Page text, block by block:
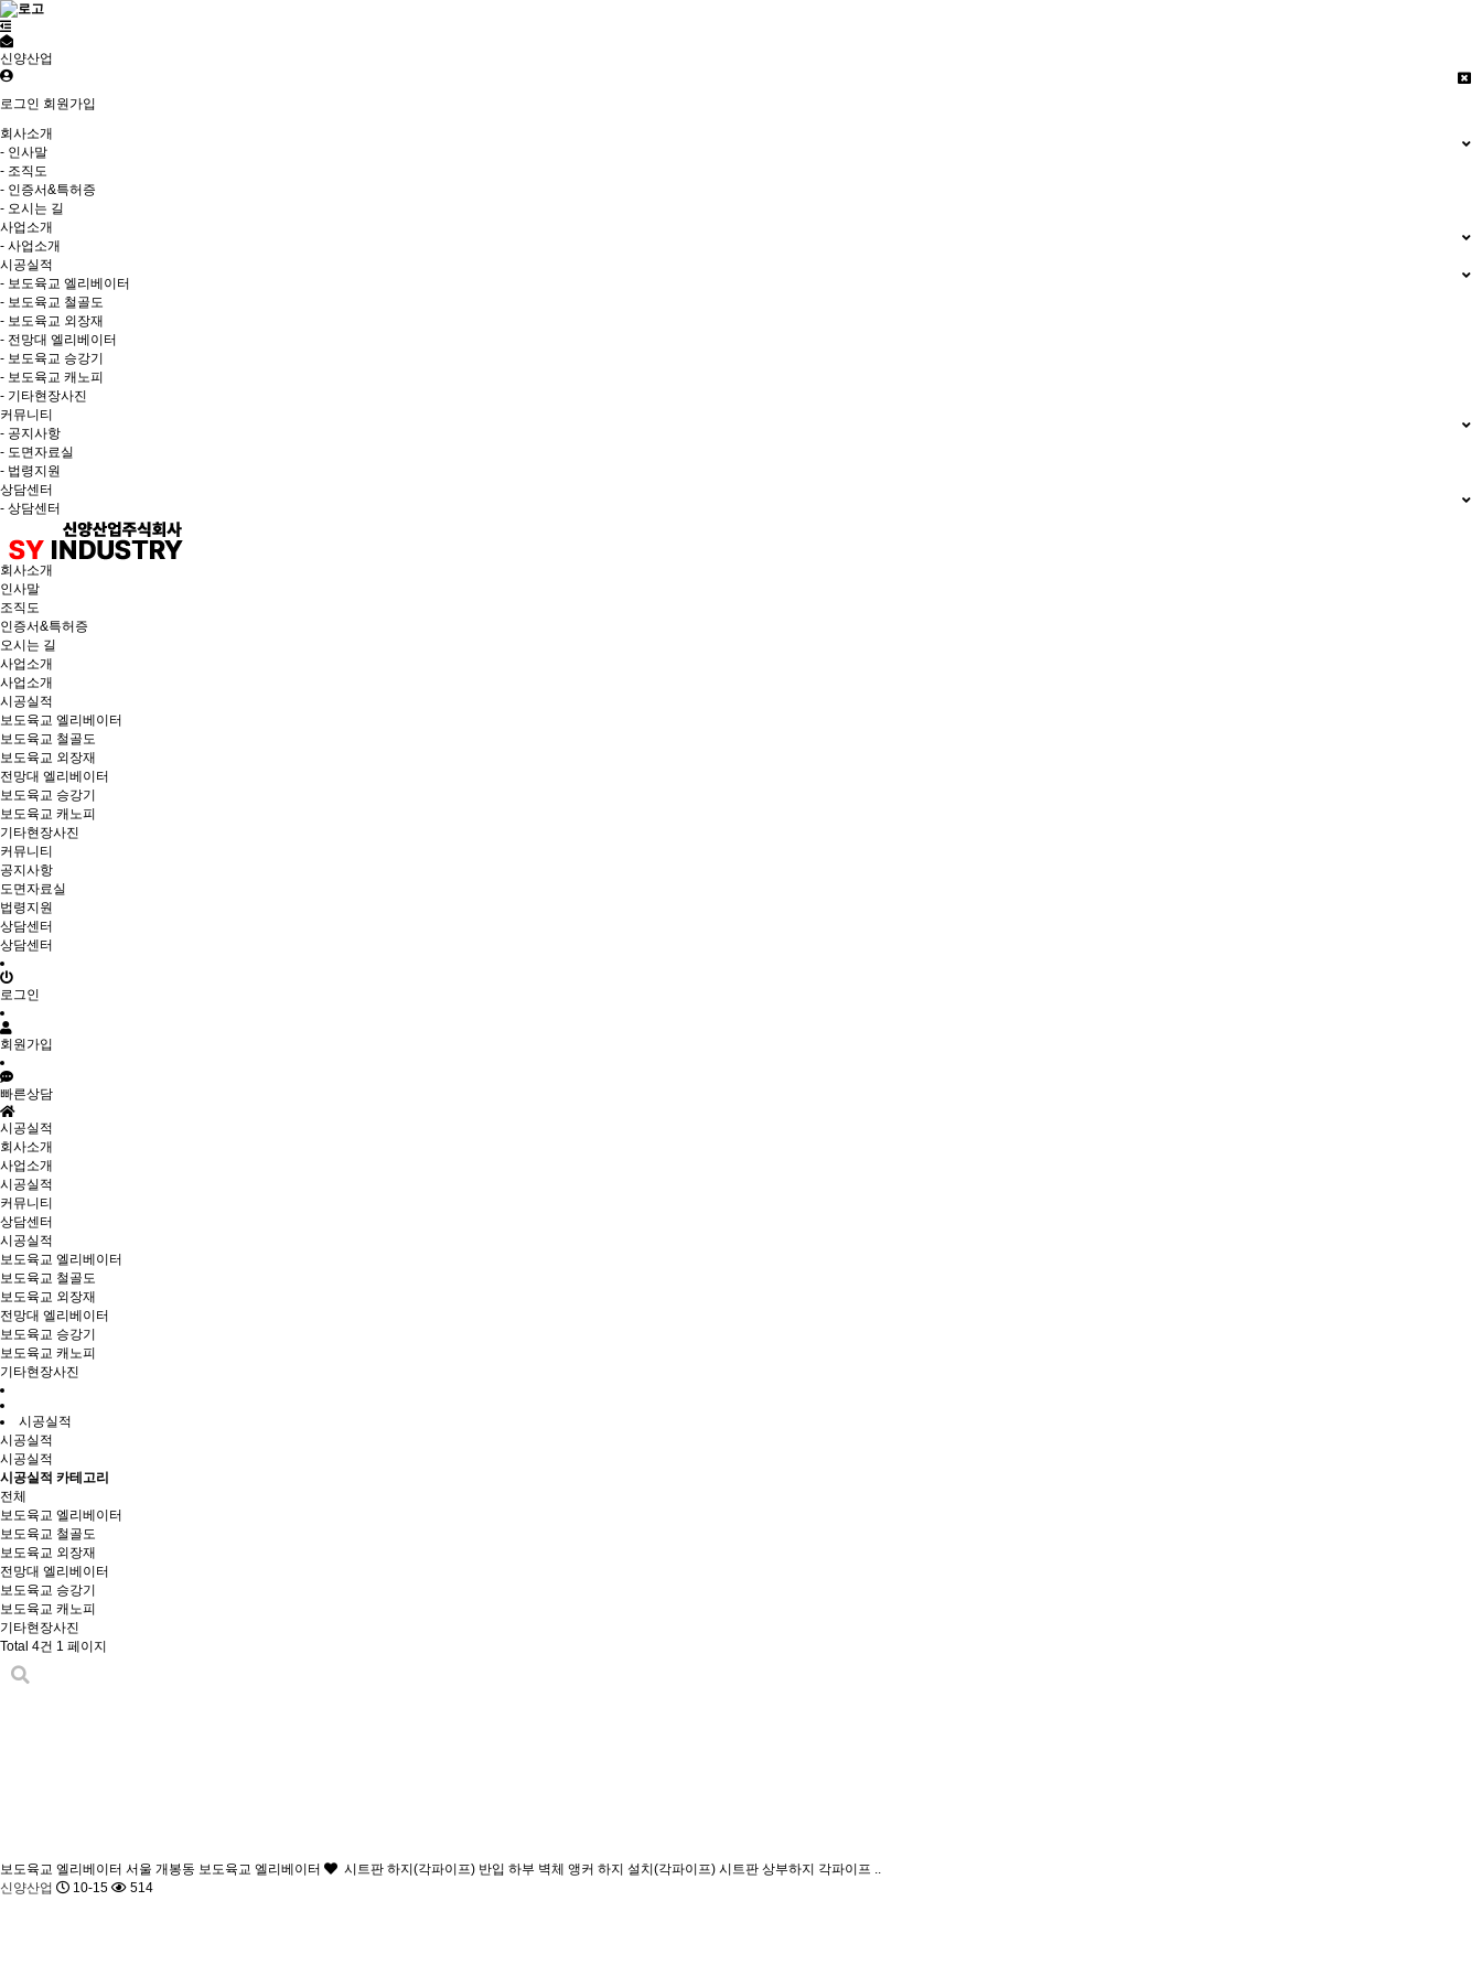
신양산업
로그인 회원가입
회사소개
- 인사말
- 조직도
- 인증서&특허증
- 오시는 길
사업소개
- 사업소개
시공실적
- 보도육교 엘리베이터
- 보도육교 철골도
- 보도육교 외장재
- 전망대 엘리베이터
- 보도육교 승강기
- 보도육교 캐노피
- 기타현장사진
커뮤니티
- 공지사항
- 도면자료실
- 법령지원
상담센터
- 상담센터
회사소개
인사말
조직도
인증서&특허증
오시는 길
사업소개
사업소개
시공실적
보도육교 엘리베이터
보도육교 철골도
보도육교 외장재
전망대 엘리베이터
보도육교 승강기
보도육교 캐노피
기타현장사진
커뮤니티
공지사항
도면자료실
법령지원
상담센터
상담센터
로그인
회원가입
빠른상담
시공실적
회사소개
사업소개
시공실적
커뮤니티
상담센터
시공실적
보도육교 엘리베이터
보도육교 철골도
보도육교 외장재
전망대 엘리베이터
보도육교 승강기
보도육교 캐노피
기타현장사진
시공실적
시공실적
시공실적
시공실적 카테고리
전체
보도육교 엘리베이터
보도육교 철골도
보도육교 외장재
전망대 엘리베이터
보도육교 승강기
보도육교 캐노피
기타현장사진
Total 4건 1 페이지
보도육교 엘리베이터 서울 개봉동 보도육교 엘리베이터
시트판 하지(각파이프) 반입 하부 벽체 앵커 하지 설치(각파이프) 시트판 상부하지 각파이프 ..
신양산업
10-15 514